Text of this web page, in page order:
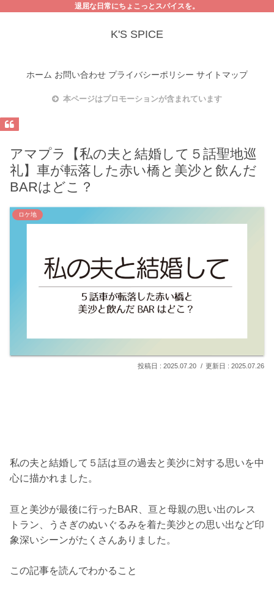
退屈な日常にちょこっとスパイスを。
K'S SPICE
ホーム お問い合わせ プライバシーポリシー サイトマップ
本ページはプロモーションが含まれています
アマプラ【私の夫と結婚して５話聖地巡
礼】車が転落した赤い橋と美沙と飲んだ
BARはどこ？
ロケ地
2025.07.20 2025.07.26
私の夫と結婚して５話は亘の過去と美沙に対する思いを中
心に描かれました。
亘と美沙が最後に行ったBAR、亘と母親の思い出のレス
トラン、うさぎのぬいぐるみを着た美沙との思い出など印
象深いシーンがたくさんありました。
この記事を読んでわかること